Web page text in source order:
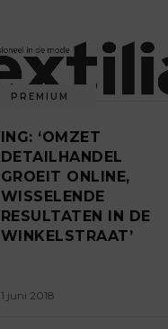
PREMIUM
ING: ‘OMZET
DETAILHANDEL
GROEIT ONLINE,
WISSELENDE
RESULTATEN IN DE
WINKELSTRAAT’
1 juni 2018